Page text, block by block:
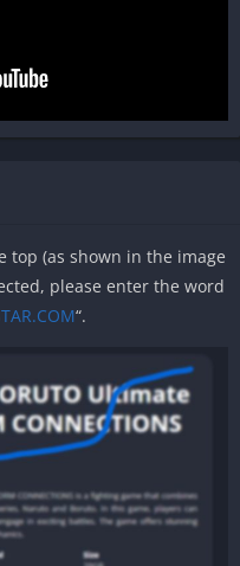
top (as shown in the image
please enter the word
“.